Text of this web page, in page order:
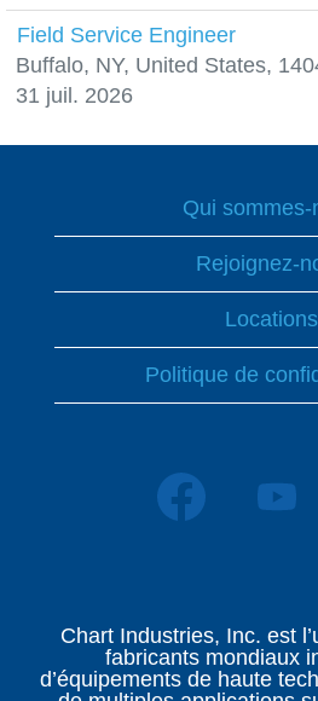
Field Service Engineer
Buffalo, NY, United States,
31 juil. 2026
Qui sommes-
Rejoignez-
Locations
Politique de
S
d
a
n
s
d
a
n
s
Chart Industries, Inc. est
fabricants mondiaux
d’équipements de haute